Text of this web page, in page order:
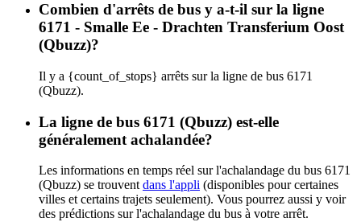
Combien d'arrêts de bus y a-t-il sur la ligne
6171 - Smalle Ee - Drachten Transferium Oost
(Qbuzz)?
Il y a {count_of_stops} arrêts sur la ligne de bus 6171
(Qbuzz).
La ligne de bus 6171 (Qbuzz) est-elle
généralement achalandée?
Les informations en temps réel sur l'achalandage du bus 6171
(Qbuzz) se trouvent dans l'appli (disponibles pour certaines
villes et certains trajets seulement). Vous pourrez aussi y voir
des prédictions sur l'achalandage du bus à votre arrêt.